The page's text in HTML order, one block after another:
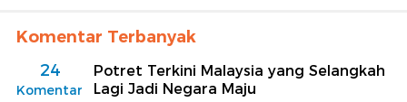
Komentar Terbanyak
24
Komentar
Potret Terkini Malaysia yang Selangkah
Lagi Jadi Negara Maju